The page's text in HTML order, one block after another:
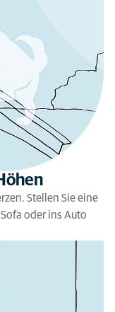
Stellen Sie eine
oder ins Auto